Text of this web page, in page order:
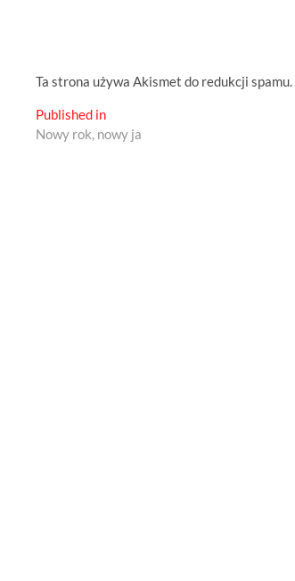
Ta strona używa Akismet do redukcji spamu.
Nawigacja
wpisu
Published in
Nowy rok, nowy ja